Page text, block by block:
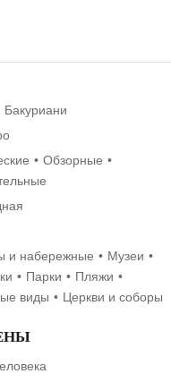
Бакуриани
Обзорные
и набережные
Музеи
Парки
Пляжи
виды
Церкви и соборы